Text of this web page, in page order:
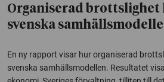
Organiserad brottslighet
svenska
En ny rapport visar hur organiserad
svenska samhällsmodellen. Resultatet